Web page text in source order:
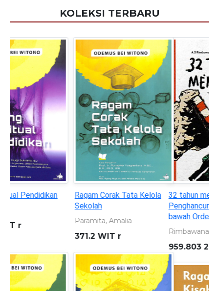
KOLEKSI TERBARU
32 tahun menjarah alam:
Penghancuran lingkungan di
bawah Orde Baru 1966-1998
Seorang anak yang
bersembunyi di balik topeng
superhero
KURNIAWAN, ANDREAS
899.221 301 KUR s